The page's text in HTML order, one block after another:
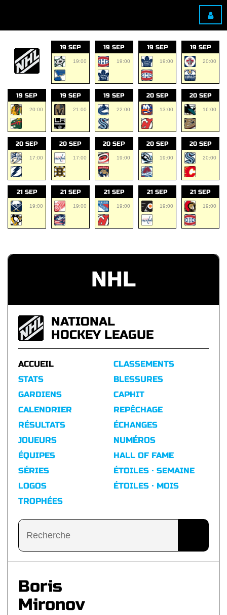
19 SEP
19:00
19 SEP
19:00
19 SEP
19:00
19 SEP
20:00
19 SEP
20:00
19 SEP
21:00
19 SEP
22:00
20 SEP
13:00
20 SEP
16:00
20 SEP
17:00
20 SEP
17:00
20 SEP
19:00
20 SEP
19:00
20 SEP
20:00
21 SEP
19:00
21 SEP
19:00
21 SEP
19:00
21 SEP
19:00
21 SEP
19:00
NHL
NATIONAL
HOCKEY LEAGUE
ACCUEIL
STATS
GARDIENS
CALENDRIER
RÉSULTATS
CLASSEMENTS
BLESSURES
CAPHIT
REPÊCHAGE
ÉCHANGES
JOUEURS
ÉQUIPES
SÉRIES
LOGOS
TROPHÉES
NUMÉROS
HALL OF FAME
ÉTOILES · SEMAINE
ÉTOILES · MOIS
Boris
Mironov